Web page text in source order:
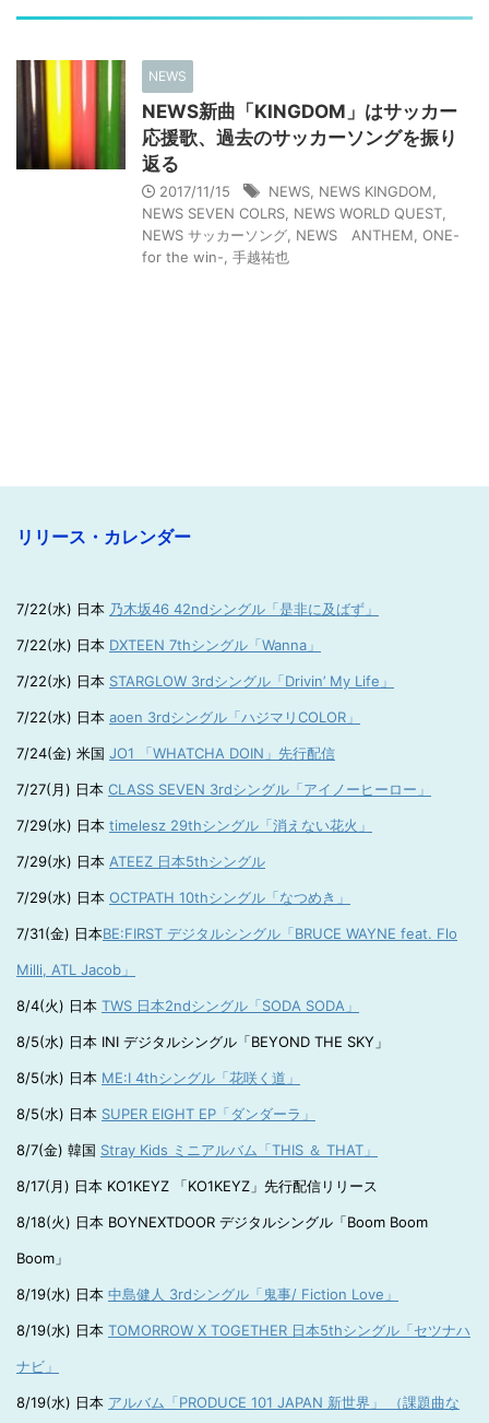
NEWS
NEWS新曲「KINGDOM」はサッカー
応援歌、過去のサッカーソングを振り
返る
2017/11/15 NEWS NEWS KINGDOM
NEWS SEVEN COLRS NEWS WORLD QUEST
NEWS サッカーソング NEWS ANTHEM ONE-
for the win- 手越祐也
リリース・カレンダー
7/22(水) 日本 乃木坂46 42ndシングル「是非に及ばず」
7/22(水) 日本 DXTEEN 7thシングル「Wanna」
7/22(水) 日本 STARGLOW 3rdシングル「Drivin’ My Life」
7/22(水) 日本 aoen 3rdシングル「ハジマリCOLOR」
7/24(金) 米国 JO1 「WHATCHA DOIN」先行配信
7/27(月) 日本 CLASS SEVEN 3rdシングル「アイノーヒーロー」
7/29(水) 日本 timelesz 29thシングル「消えない花火」
7/29(水) 日本 ATEEZ 日本5thシングル
7/29(水) 日本 OCTPATH 10thシングル「なつめき」
7/31(金) 日本BE:FIRST デジタルシングル「BRUCE WAYNE feat. Flo
Milli, ATL Jacob」
8/4(火) 日本 TWS 日本2ndシングル「SODA SODA」
8/5(水) 日本 INI デジタルシングル「BEYOND THE SKY」
8/5(水) 日本 ME:I 4thシングル「花咲く道」
8/5(水) 日本 SUPER EIGHT EP「ダンダーラ」
8/7(金) 韓国 Stray Kids ミニアルバム「THIS ＆ THAT」
8/17(月) 日本 KO1KEYZ 「KO1KEYZ」先行配信リリース
8/18(火) 日本 BOYNEXTDOOR デジタルシングル「Boom Boom
Boom」
8/19(水) 日本 中島健人 3rdシングル「鬼事/ Fiction Love」
8/19(水) 日本 TOMORROW X TOGETHER 日本5thシングル「セツナハ
ナビ」
8/19(水) 日本 アルバム「PRODUCE 101 JAPAN 新世界」 （課題曲な